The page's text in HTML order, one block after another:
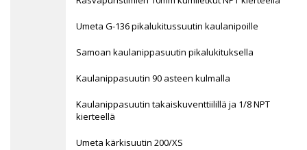
Umeta G-136 pikalukitussuutin kaulanipoille
Samoan kaulanippasuutin pikalukituksella
Kaulanippasuutin 90 asteen kulmalla
Kaulanippasuutin takaiskuventtiilillä ja 1/8 NPT
kierteellä
Umeta kärkisuutin 200/XS